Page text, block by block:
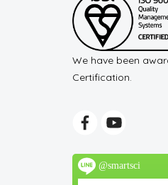
We have been
Certification.
@smartsci